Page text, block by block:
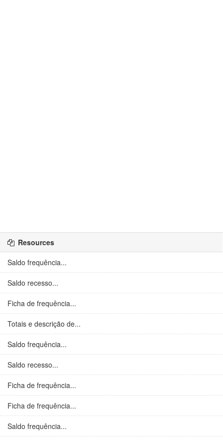
Resources
Saldo frequência...
Saldo recesso...
Ficha de frequência...
Totais e descrição de...
Saldo frequência...
Saldo recesso...
Ficha de frequência...
Ficha de frequência...
Saldo frequência...